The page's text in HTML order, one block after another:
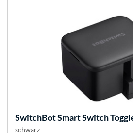
SwitchBotSmart Switch
schwarz